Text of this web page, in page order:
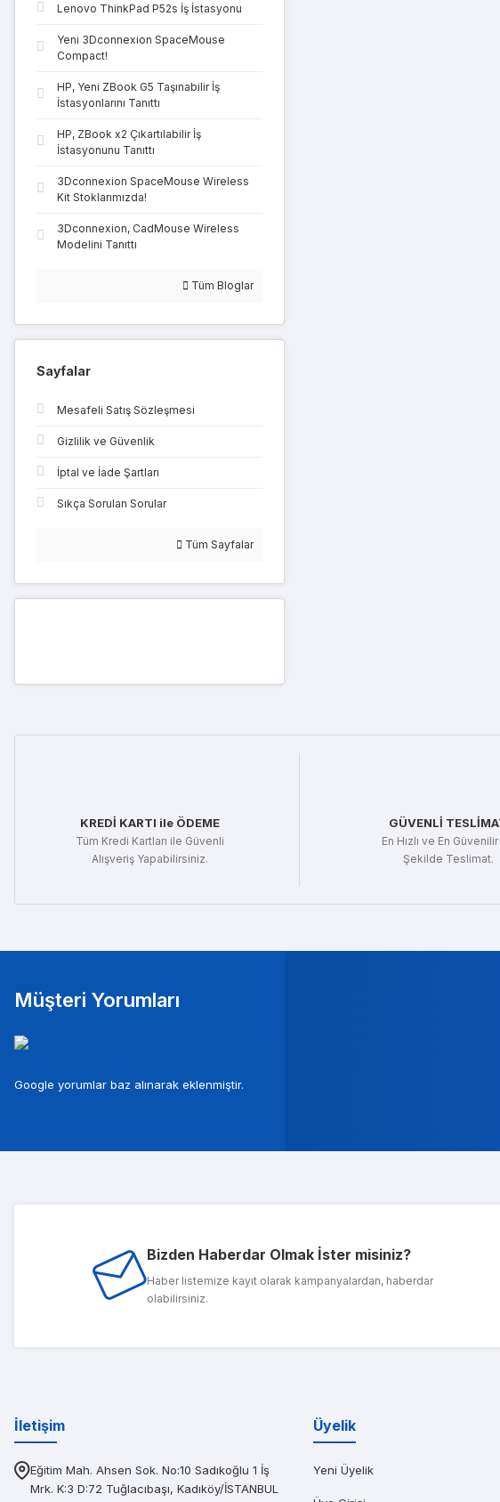
Lenovo ThinkPad P52s İş İstasyonu
Yeni 3Dconnexion SpaceMouse
Compact!
HP, Yeni ZBook G5 Taşınabilir İş
İstasyonlarını Tanıttı
HP, ZBook x2 Çıkartılabilir İş
İstasyonunu Tanıttı
3Dconnexion SpaceMouse Wireless
Kit Stoklarımızda!
3Dconnexion, CadMouse Wireless
Modelini Tanıttı
Tüm Bloglar
Sayfalar
Mesafeli Satış Sözleşmesi
Gizlilik ve Güvenlik
İptal ve İade Şartları
Sıkça Sorulan Sorular
Tüm Sayfalar
KREDİ KARTI ile ÖDEME
Tüm Kredi Kartları ile Güvenli
Alışveriş Yapabilirsiniz.
GÜVENLİ
En Hızlı ve En
Şekilde Teslimat.
Müşteri Yorumları
Google yorumlar baz alınarak eklenmiştir.
1 sene önce aldığım t600 ekran
Bizden Haberdar Olmak İster misiniz?
Haber listemize kayıt olarak kampanyalardan, haberdar
olabilirsiniz.
İletişim
Eğitim Mah. Ahsen Sok. No:10 Sadıkoğlu 1 İş
Mrk. K:3 D:72 Tuğlacıbaşı, Kadıköy/İSTANBUL
Üyelik
Yeni Üyelik